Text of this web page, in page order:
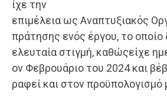
ίχε την
επιμέλεια ως Αναπτυξιακός
πράτησης ενός έργου, το
ελευταία στιγμή, καθώςείχε
ον Φεβρουάριο του 2024 και
ραφεί και στον προϋπολογισμό